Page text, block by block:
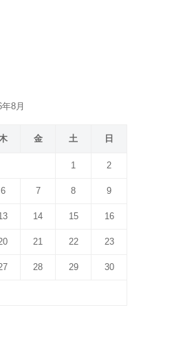
8月
金 土 日
1 2
6 7 8 9
14 15 16
21 22 23
28 29 30